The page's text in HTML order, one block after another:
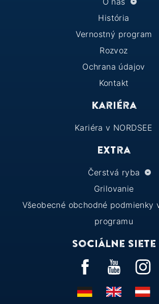
História
Vernostný program
Rozvoz
Ochrana údajov
Kontakt
Kariéra
Kariéra v NORDSEE
Extra
Čerstvá ryba
Grilovanie
Všeobecné obchodné podmienky
programu
Sociálne siete